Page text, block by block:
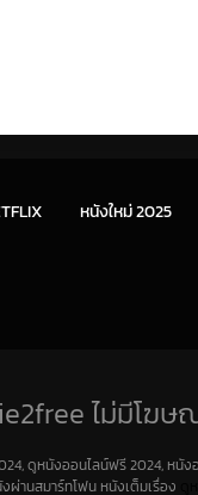
หนังใหม่ 2025
ไม่มีโฆษ
ดูหนังออนไลน์ฟรี 2024, หนั
ผ่านสมาร์ทโฟน หนังเต็มเรื่อง